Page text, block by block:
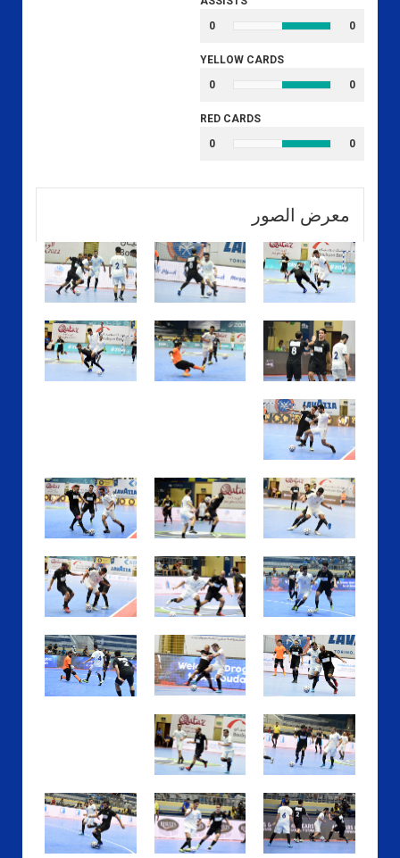
0
0
YELLOW CARDS
0
0
RED CARDS
0
0
معرض الصور